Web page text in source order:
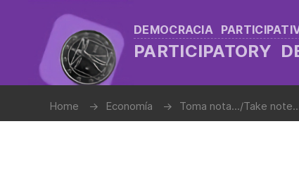
DEMOCRACIA
PARTICIPATORY
Home Economía Toma nota.../Take